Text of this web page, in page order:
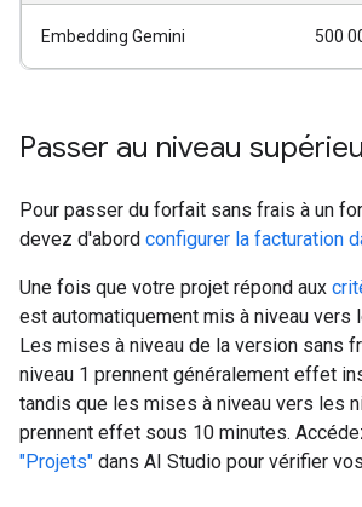
Embedding Gemini 500
Passer au niveau
Pour passer du forfait sans frais à un
devez d'abord configurer la facturation
Une fois que votre projet répond aux
est automatiquement mis à niveau vers
Les mises à niveau de la version sans
niveau 1 prennent généralement effet
tandis que les mises à niveau vers les
prennent effet sous 10 minutes.
"Projets" dans AI Studio pour vérifier